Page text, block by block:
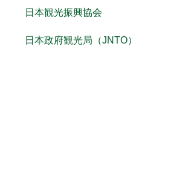
日本観光振興協会
日本政府観光局（JNTO）